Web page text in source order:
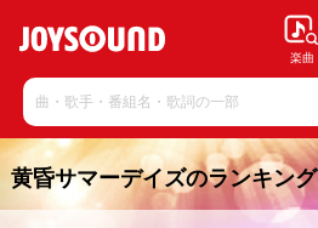
楽曲
黄昏サマーデイズのランキング